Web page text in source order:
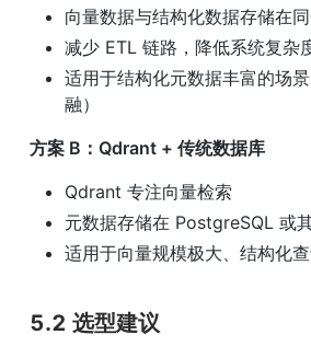
向量数据与结构化数据存储在
减少 ETL 链路，降低系统复杂
适用于结构化元数据丰富的场
融）
方案 B：Qdrant + 传统数据库
Qdrant 专注向量检索
元数据存储在 PostgreSQL 或
适用于向量规模极大、结构化
5.2 选型建议